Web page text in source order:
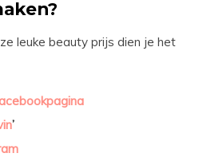
leuke beauty prijs dien je het
’